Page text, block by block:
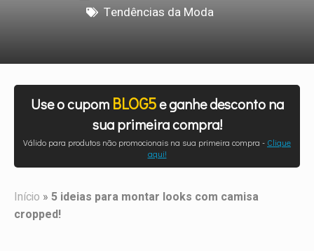
Tendências da Moda
Use o cupom BLOG5e ganhe desconto na
sua primeira compra!
Válido para produtos não promocionais na sua primeira compra - Clique
aqui!
Início » 5 ideias para montar looks com camisa
cropped!